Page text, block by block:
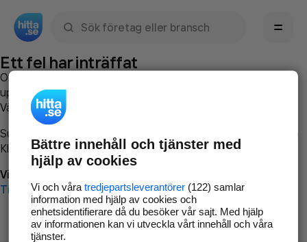
Ett fel har inträffat
Om du vill kan du
uppstod så att vi lättare och snabbare kan avhjälpa det.
Vänligen försök med följande:
Surfa till
Klicka påTillbaka-knappen i webbläsaren och försök igen
Vi beklagar besväret!
Till startsidan
Bättre innehåll och tjänster med
hjälp av cookies
Vi och våra tredjepartsleverantörer(122) samlar
information med hjälp av cookies och
enhetsidentifierare då du besöker vår sajt. Med hjälp
av informationen kan vi utveckla vårt innehåll och våra
tjänster.